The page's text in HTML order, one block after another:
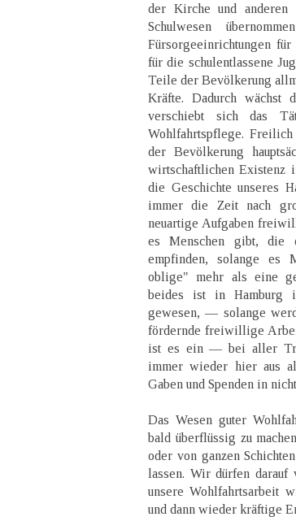
der Kirche und anderen
Schulwesen
Fürsorgeeinrichtungen
für die schulentlassene
Teile der Bevölkerung
Kräfte. Dadurch wächst
verschiebt sich das
Wohlfahrtspflege.
der Bevölkerung
wirtschaftlichen Existenz
die Geschichte unseres
immer die Zeit nach
neuartige Aufgaben
es Menschen gibt, die
empfinden, solange es
oblige" mehr als eine
beides ist in Hamburg
gewesen, — solange
fördernde freiwillige
ist es ein — bei aller
immer wieder hier aus
Gaben und Spenden in
Das Wesen guter
bald überflüssig zu
oder von ganzen
lassen. Wir dürfen darauf
unsere Wohlfahrtsarbeit
und dann wieder kräftige